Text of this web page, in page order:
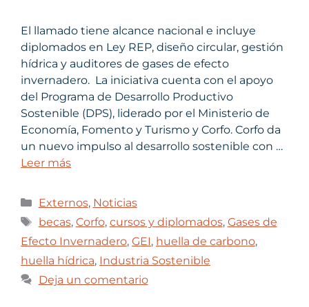
El llamado tiene alcance nacional e incluye
diplomados en Ley REP, diseño circular, gestión
hídrica y auditores de gases de efecto
invernadero. La iniciativa cuenta con el apoyo
del Programa de Desarrollo Productivo
Sostenible (DPS), liderado por el Ministerio de
Economía, Fomento y Turismo y Corfo. Corfo da
un nuevo impulso al desarrollo sostenible con …
Leer más
Externos, Noticias
becas, Corfo, cursos y diplomados, Gases de
Efecto Invernadero, GEI, huella de carbono,
huella hídrica, Industria Sostenible
Deja un comentario